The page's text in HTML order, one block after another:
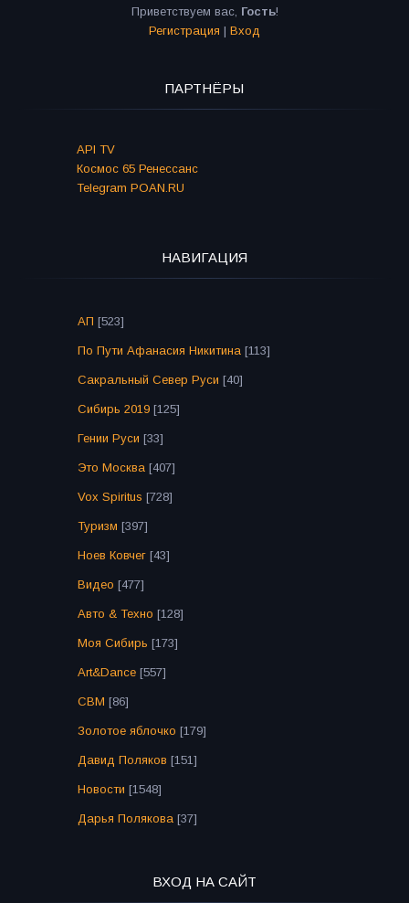
Приветствуем вас, Гость!
Регистрация | Вход
ПАРТНЁРЫ
API TV
Космос 65 Ренессанс
Telegram POAN.RU
НАВИГАЦИЯ
АП [523]
По Пути Афанасия Никитина [113]
Сакральный Север Руси [40]
Сибирь 2019 [125]
Гении Руси [33]
Это Москва [407]
Vox Spiritus [728]
Туризм [397]
Ноев Ковчег [43]
Видео [477]
Авто & Техно [128]
Моя Сибирь [173]
Art&Dance [557]
СВМ [86]
Золотое яблочко [179]
Давид Поляков [151]
Новости [1548]
Дарья Полякова [37]
ВХОД НА САЙТ